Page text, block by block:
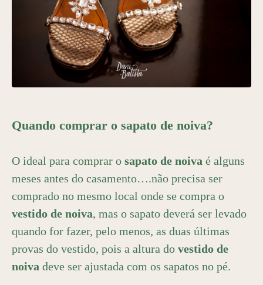
Quando comprar o sapato de noiva?
O ideal para comprar o sapato de noiva é alguns
meses antes do casamento….não precisa ser
comprado no mesmo local onde se compra o
vestido de noiva, mas o sapato deverá ser levado
quando for fazer, pelo menos, as duas últimas
provas do vestido, pois a altura do vestido de
noiva deve ser ajustada com os sapatos no pé.